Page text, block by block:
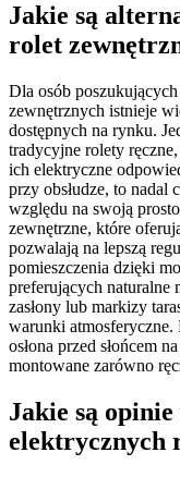
Jakie są
rolet
Dla osób
zewnętrznych istnieje
dostępnych na rynku.
tradycyjne rolety
ich elektryczne
przy obsłudze, to nadal
względu na swoją
zewnętrzne, które
pozwalają na lepszą
pomieszczenia dzięki
preferujących naturalne
zasłony lub markizy
warunki atmosferyczne.
osłona przed słońcem
montowane zarówno
Jakie są
elektrycznych